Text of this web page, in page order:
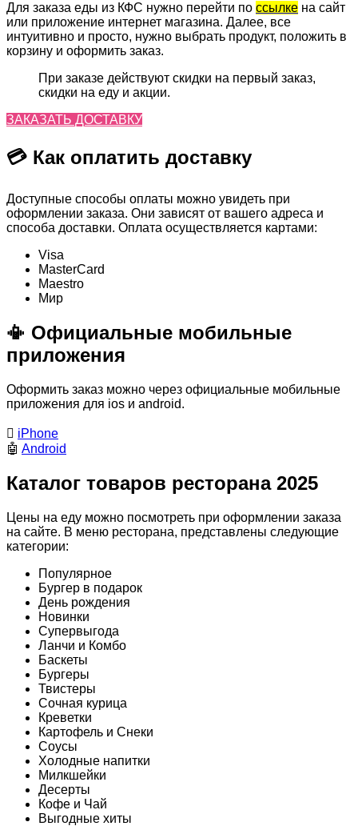
Для заказа еды из КФС нужно перейти по ссылке на сайт
или приложение интернет магазина. Далее, все
интуитивно и просто, нужно выбрать продукт, положить в
корзину и оформить заказ.
При заказе действуют скидки на первый заказ,
скидки на еду и акции.
ЗАКАЗАТЬ ДОСТАВКУ
💳 Как оплатить доставку
Доступные способы оплаты можно увидеть при
оформлении заказа. Они зависят от вашего адреса и
способа доставки. Оплата осуществляется картами:
Visa
MasterСard
Maestro
Мир
📳 Официальные мобильные
приложения
Оформить заказ можно через официальные мобильные
приложения для ios и android.
 iPhone
🤖 Android
Каталог товаров ресторана 2025
Цены на еду можно посмотреть при оформлении заказа
на сайте. В меню ресторана, представлены следующие
категории:
Популярное
Бургер в подарок
День рождения
Новинки
Супервыгода
Ланчи и Комбо
Баскеты
Бургеры
Твистеры
Сочная курица
Креветки
Картофель и Снеки
Соусы
Холодные напитки
Милкшейки
Десерты
Кофе и Чай
Выгодные хиты